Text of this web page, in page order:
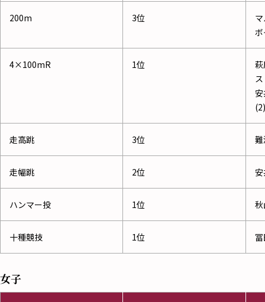
200m 3位
4×100mR 1位
(2)
走高跳 3位
走幅跳 2位
ハンマー投 1位
十種競技 1位
女子